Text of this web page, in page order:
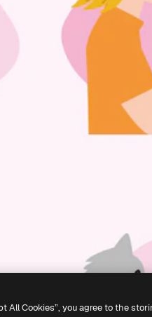
All Cookies”, you agree to the